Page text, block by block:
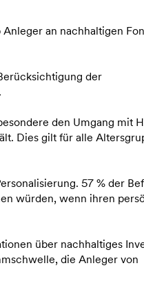
an nachhaltigen
der
den Umgang mit
Dies gilt für alle
57 % der
würden, wenn ihren
über nachhaltiges
die Anleger von